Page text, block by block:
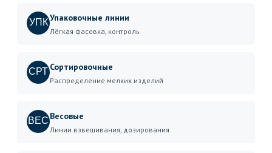
УПКУпаковочные линии
Лёгкая фасовка, контроль
СРТ Сортировочные
Распределение мелких изделий
ВЕС Весовые
Линии взвешивания, дозирования